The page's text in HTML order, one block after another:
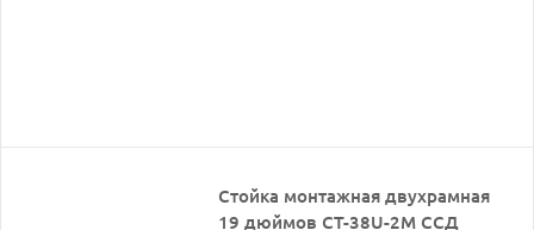
Стойка монтажная двухрамная
19 дюймов СТ-38U-2М ССД